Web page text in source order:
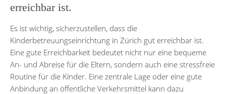
erreichbar ist.
Es ist wichtig, sicherzustellen, dass die
Kinderbetreuungseinrichtung in Zürich gut erreichbar ist.
Eine gute Erreichbarkeit bedeutet nicht nur eine bequeme
An- und Abreise für die Eltern, sondern auch eine stressfreie
Routine für die Kinder. Eine zentrale Lage oder eine gute
Anbindung an öffentliche Verkehrsmittel kann dazu